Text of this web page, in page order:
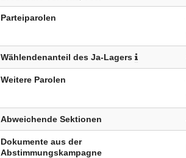
Parteiparolen
Wählendenanteil des Ja-Lagers
Weitere Parolen
Abweichende Sektionen
Dokumente aus der
Abstimmungskampagne